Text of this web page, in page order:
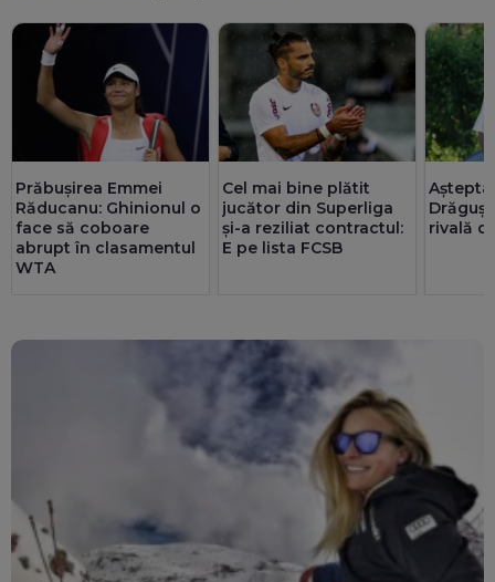
Prăbușirea Emmei
Răducanu: Ghinionul o
face să coboare
abrupt în clasamentul
WTA
Cel mai bine plătit
jucător din Superliga
și-a reziliat contractul:
E pe lista FCSB
Drăguș
rivală